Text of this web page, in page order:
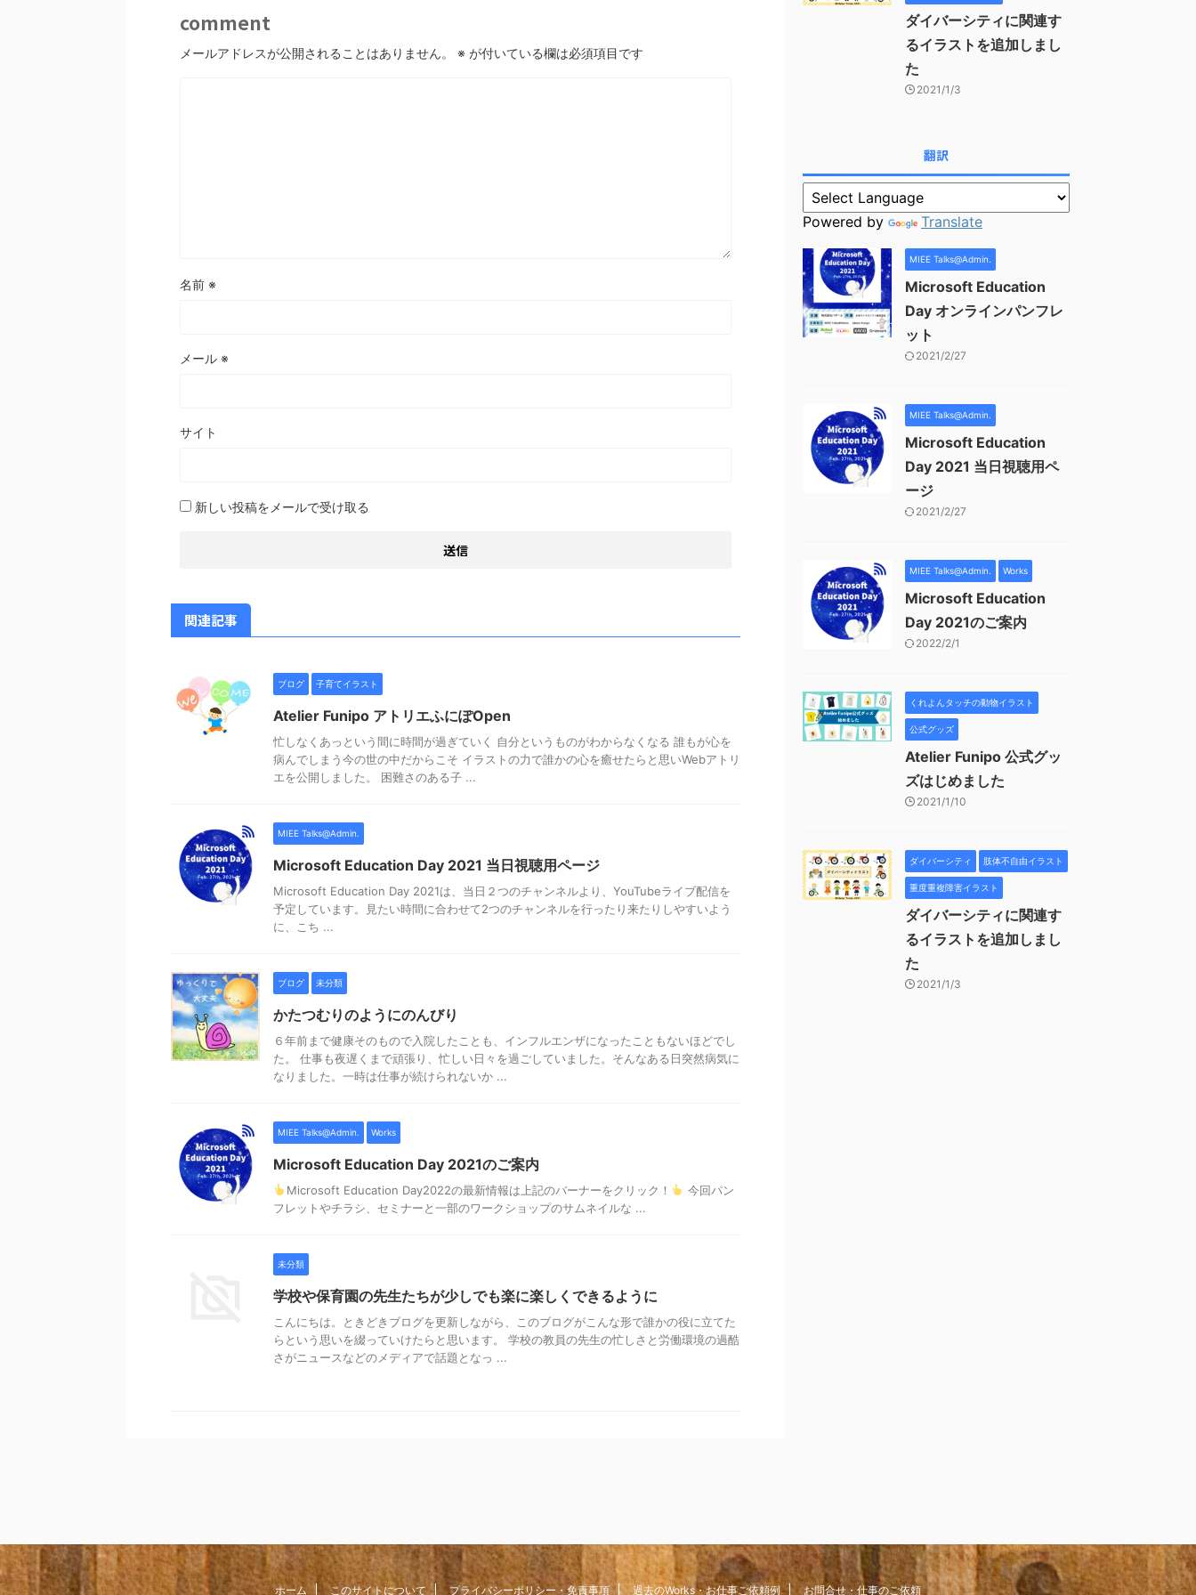
comment
メールアドレスが公開されることはありません。 ※ が付いている欄は必須項目です
名前 ※
メール ※
サイト
新しい投稿をメールで受け取る
関連記事
ブログ 子育てイラスト
Atelier Funipo アトリエふにぽOpen
忙しなくあっという間に時間が過ぎていく 自分というものがわからなくなる 誰もが心を
病んでしまう今の世の中だからこそ イラストの力で誰かの心を癒せたらと思いWebアトリ
エを公開しました。 困難さのある子 ...
MIEE Talks@Admin.
Microsoft Education Day 2021 当日視聴用ページ
Microsoft Education Day 2021は、当日２つのチャンネルより、YouTubeライブ配信を
予定しています。見たい時間に合わせて2つのチャンネルを行ったり来たりしやすいよう
に、こち ...
ブログ 未分類
かたつむりのようにのんびり
６年前まで健康そのもので入院したことも、インフルエンザになったこともないほどでし
た。 仕事も夜遅くまで頑張り、忙しい日々を過ごしていました。そんなある日突然病気に
なりました。一時は仕事が続けられないか ...
MIEE Talks@Admin. Works
Microsoft Education Day 2021のご案内
Microsoft Education Day2022の最新情報は上記のバーナーをクリック！
今回パン
フレットやチラシ、セミナーと一部のワークショップのサムネイルな ...
未分類
学校や保育園の先生たちが少しでも楽に楽しくできるように
こんにちは。ときどきブログを更新しながら、このブログがこんな形で誰かの役に立てた
らという思いを綴っていけたらと思います。 学校の教員の先生の忙しさと労働環境の過酷
さがニュースなどのメディアで話題となっ ...
ダイバーシティに関連す
るイラストを追加しまし
た
2021/1/3
翻訳
Powered by Translate
MIEE Talks@Admin.
Microsoft Education
Day オンラインパンフレ
ット
2021/2/27
MIEE Talks@Admin.
Microsoft Education
Day 2021 当日視聴用ペ
ージ
2021/2/27
MIEE Talks@Admin. Works
Microsoft Education
Day 2021のご案内
2022/2/1
くれよんタッチの動物イラスト
公式グッズ
Atelier Funipo 公式グッ
ズはじめました
2021/1/10
ダイバーシティ 肢体不自由イラスト
重度重複障害イラスト
ダイバーシティに関連す
るイラストを追加しまし
た
2021/1/3
ホーム このサイトについて プライバシーポリシー・免責事項 過去のWorks・お仕事ご依頼例 お問合せ・仕事のご依頼